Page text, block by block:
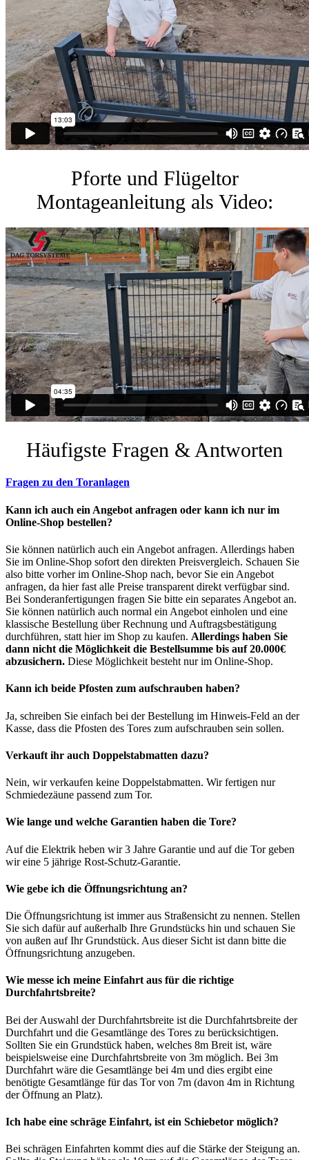
Pforte und Flügeltor
Montageanleitung als Video:
Häufigste Fragen & Antworten
Fragen zu den Toranlagen
Kann ich auch ein Angebot anfragen oder kann ich nur im
Online-Shop bestellen?
Sie können natürlich auch ein Angebot anfragen. Allerdings haben
Sie im Online-Shop sofort den direkten Preisvergleich. Schauen Sie
also bitte vorher im Online-Shop nach, bevor Sie ein Angebot
anfragen, da hier fast alle Preise transparent direkt verfügbar sind.
Bei Sonderanfertigungen fragen Sie bitte ein separates Angebot an.
Sie können natürlich auch normal ein Angebot einholen und eine
klassische Bestellung über Rechnung und Auftragsbestätigung
durchführen, statt hier im Shop zu kaufen. Allerdings haben Sie
dann nicht die Möglichkeit die Bestellsumme bis auf 20.000€
abzusichern. Diese Möglichkeit besteht nur im Online-Shop.
Kann ich beide Pfosten zum aufschrauben haben?
Ja, schreiben Sie einfach bei der Bestellung im Hinweis-Feld an der
Kasse, dass die Pfosten des Tores zum aufschrauben sein sollen.
Verkauft ihr auch Doppelstabmatten dazu?
Nein, wir verkaufen keine Doppelstabmatten. Wir fertigen nur
Schmiedezäune passend zum Tor.
Wie lange und welche Garantien haben die Tore?
Auf die Elektrik heben wir 3 Jahre Garantie und auf die Tor geben
wir eine 5 jährige Rost-Schutz-Garantie.
Wie gebe ich die Öffnungsrichtung an?
Die Öffnungsrichtung ist immer aus Straßensicht zu nennen. Stellen
Sie sich dafür auf außerhalb Ihre Grundstücks hin und schauen Sie
von außen auf Ihr Grundstück. Aus dieser Sicht ist dann bitte die
Öffnungsrichtung anzugeben.
Wie messe ich meine Einfahrt aus für die richtige
Durchfahrtsbreite?
Bei der Auswahl der Durchfahrtsbreite ist die Durchfahrtsbreite der
Durchfahrt und die Gesamtlänge des Tores zu berücksichtigen.
Sollten Sie ein Grundstück haben, welches 8m Breit ist, wäre
beispielsweise eine Durchfahrtsbreite von 3m möglich. Bei 3m
Durchfahrt wäre die Gesamtlänge bei 4m und dies ergibt eine
benötigte Gesamtlänge für das Tor von 7m (davon 4m in Richtung
der Öffnung an Platz).
Ich habe eine schräge Einfahrt, ist ein Schiebetor möglich?
Bei schrägen Einfahrten kommt dies auf die Stärke der Steigung an.